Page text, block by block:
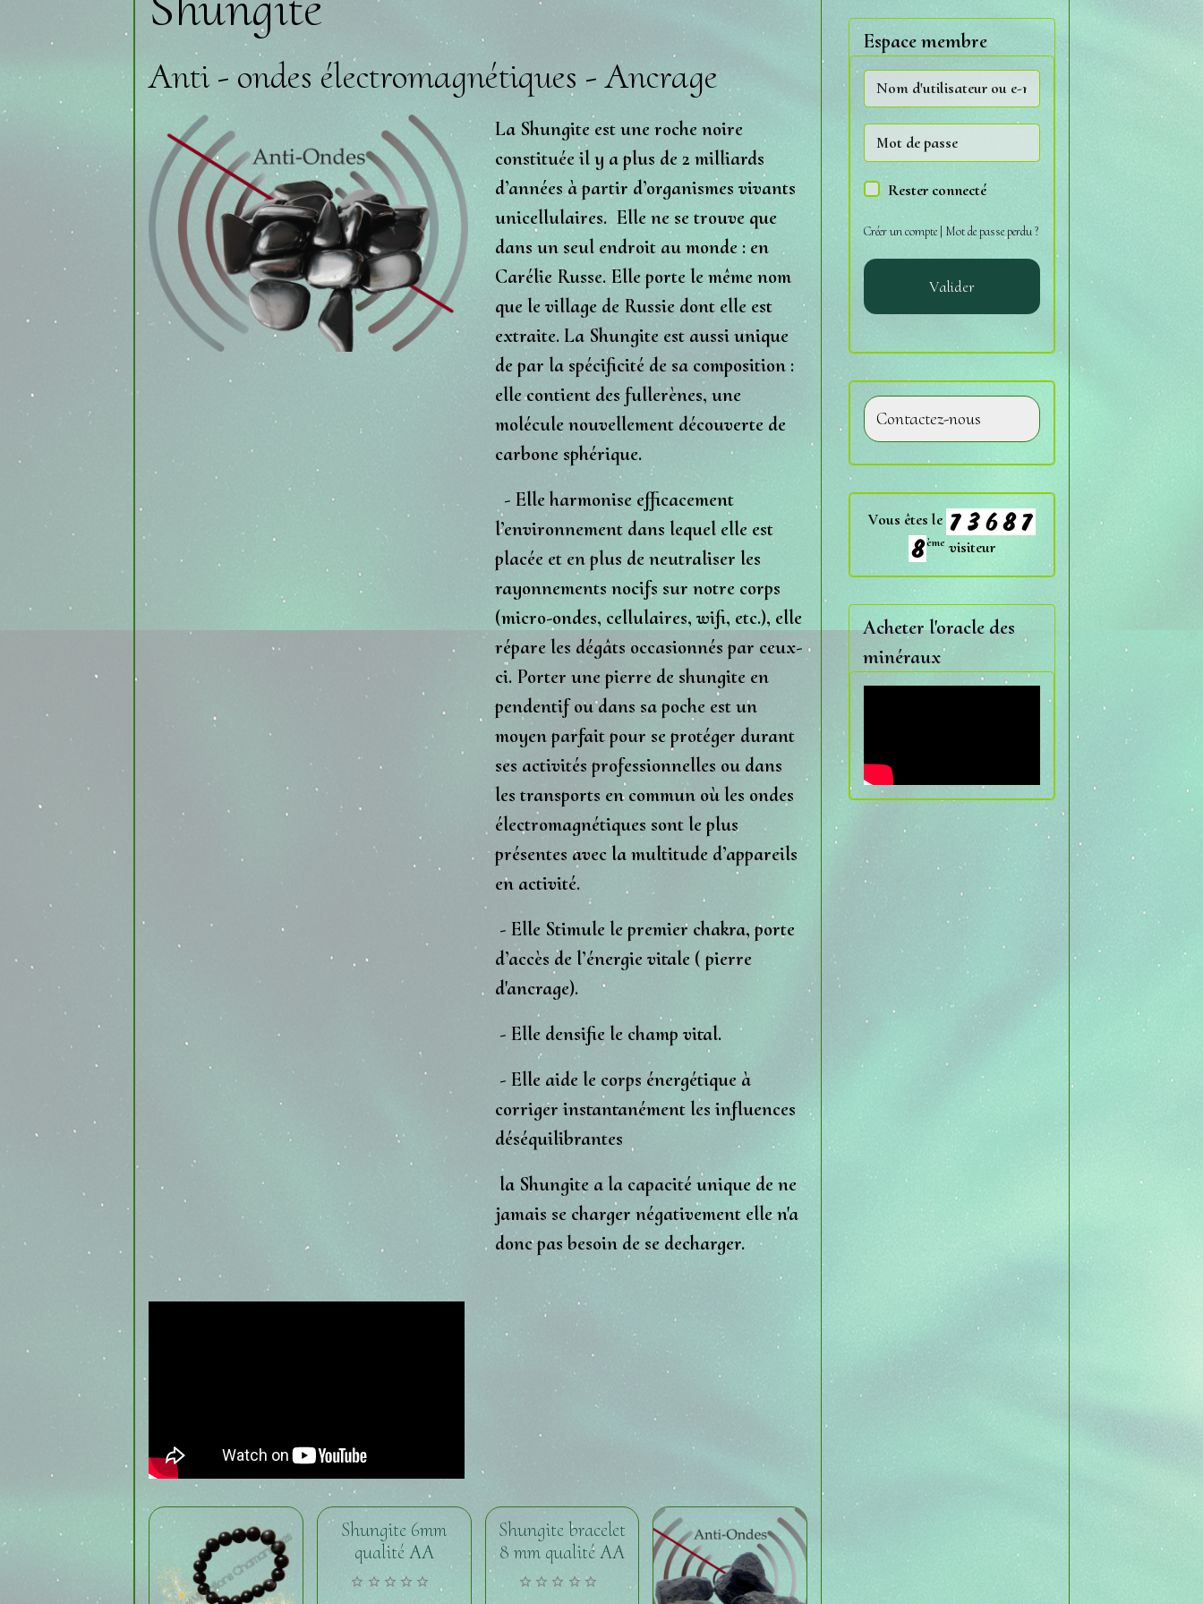
Anti - ondes électromagnétiques - Ancrage
La Shungite est une roche noire
constituée il y a plus de 2 milliards
d’années à partir d’organismes vivants
unicellulaires. Elle ne se trouve que
dans un seul endroit au monde : en
Carélie Russe. Elle porte le même nom
que le village de Russie dont elle est
extraite. La Shungite est aussi unique
de par la spécificité de sa composition :
elle contient des fullerènes, une
molécule nouvellement découverte de
carbone sphérique.
- Elle harmonise efficacement
l’environnement dans lequel elle est
placée et en plus deneutraliser les
rayonnements nocifs sur notre corps
(micro-ondes, cellulaires, wifi, etc.), elle
répare les dégâts occasionnés par ceux-
ci. Porter une pierre de shungite en
pendentif ou dans sa poche est un
moyen parfait pour se protéger durant
ses activités professionnelles ou dans
les transports en commun où les ondes
électromagnétiques sont le plus
présentes avec la multitude d’appareils
en activité.
- Elle Stimule le premier chakra, porte
d’accès de l’énergie vitale ( pierre
d'ancrage).
- Elle densifie le champ vital.
- Elle aide le corps énergétique à
corriger instantanément les influences
déséquilibrantes
la Shungite a la capacité unique de ne
jamais se charger négativement elle n'a
donc pas besoin de se decharger.
Shungite 6mm
qualité AA
Shungite bracelet
8 mm qualité AA
Espace membre
Rester connecté
Créer un compte| Mot de passe perdu ?
Valider
Contactez-nous
Vous êtes le
ème visiteur
Acheter l'oracle des
minéraux